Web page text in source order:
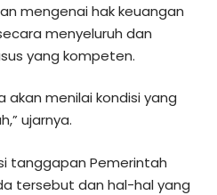
mengenai hak keuangan
menyeluruh dan
yang kompeten.
akan menilai kondisi yang
ujarnya.
tanggapan Pemerintah
tersebut dan hal-hal yang